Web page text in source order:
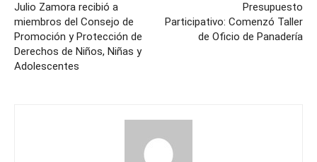
Julio Zamora recibió a
miembros del Consejo de
Promoción y Protección de
Derechos de Niños, Niñas y
Adolescentes
Presupuesto
Participativo: Comenzó Taller
de Oficio de Panadería